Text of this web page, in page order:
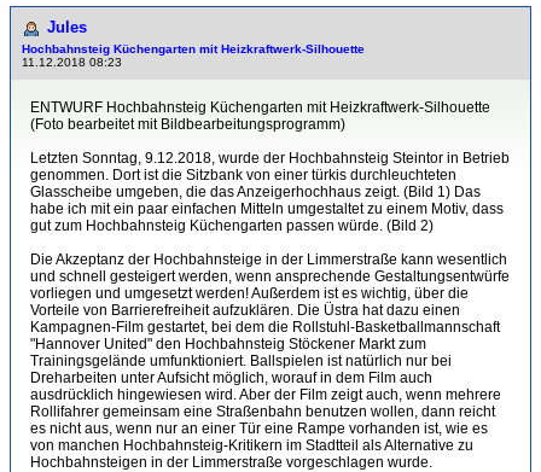
Jules
Hochbahnsteig Küchengarten mit Heizkraftwerk-Sil­hou­et­te
11.12.2018 08:23
ENTWURF Hochbahnsteig Küchengarten mit Heizkraftwerk-Silhouette
(Foto bearbeitet mit Bildbearbeitungsprogramm)
Letzten Sonntag, 9.12.2018, wurde der Hochbahnsteig Steintor in Betrieb
genommen. Dort ist die Sitzbank von einer türkis durchleuchteten
Glasscheibe umgeben, die das Anzeigerhochhaus zeigt. (Bild 1) Das
habe ich mit ein paar einfachen Mitteln umgestaltet zu einem Motiv, dass
gut zum Hochbahnsteig Küchengarten passen würde. (Bild 2)
Die Akzeptanz der Hochbahnsteige in der Limmerstraße kann wesentlich
und schnell gesteigert werden, wenn ansprechende Gestaltungsentwürfe
vorliegen und umgesetzt werden! Außerdem ist es wichtig, über die
Vorteile von Barrierefreiheit aufzuklären. Die Üstra hat dazu einen
Kampagnen-Film gestartet, bei dem die Rollstuhl-Basketballmannschaft
"Hannover United" den Hochbahnsteig Stöckener Markt zum
Trainingsgelände umfunktioniert. Ballspielen ist natürlich nur bei
Dreharbeiten unter Aufsicht möglich, worauf in dem Film auch
ausdrücklich hingewiesen wird. Aber der Film zeigt auch, wenn mehrere
Rollifahrer gemeinsam eine Straßenbahn benutzen wollen, dann reicht
es nicht aus, wenn nur an einer Tür eine Rampe vorhanden ist, wie es
von manchen Hochbahnsteig-Kritikern im Stadtteil als Alternative zu
Hochbahnsteigen in der Limmerstraße vorgeschlagen wurde.